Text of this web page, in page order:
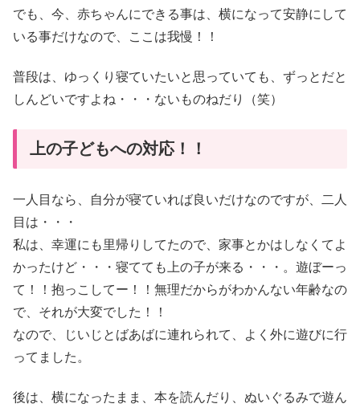
でも、今、赤ちゃんにできる事は、横になって安静にして
いる事だけなので、ここは我慢！！
普段は、ゆっくり寝ていたいと思っていても、ずっとだと
しんどいですよね・・・ないものねだり（笑）
上の子どもへの対応！！
一人目なら、自分が寝ていれば良いだけなのですが、二人
目は・・・
私は、幸運にも里帰りしてたので、家事とかはしなくてよ
かったけど・・・寝てても上の子が来る・・・。遊ぼーっ
て！！抱っこしてー！！無理だからがわかんない年齢なの
で、それが大変でした！！
なので、じいじとばあばに連れられて、よく外に遊びに行
ってました。
後は、横になったまま、本を読んだり、ぬいぐるみで遊ん